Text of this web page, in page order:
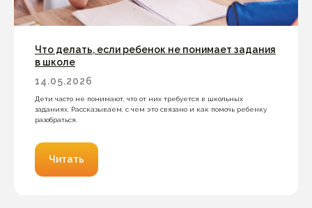
Что делать, если ребенок не понимает задания
в школе
14.05.2026
Дети часто не понимают, что от них требуется в школьных
заданиях. Рассказываем, с чем это связано и как помочь ребенку
разобраться.
Читать